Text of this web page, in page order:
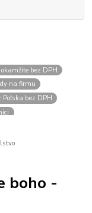
bez DPH
na firmu
Poľska bez DPH
batérie
boho -